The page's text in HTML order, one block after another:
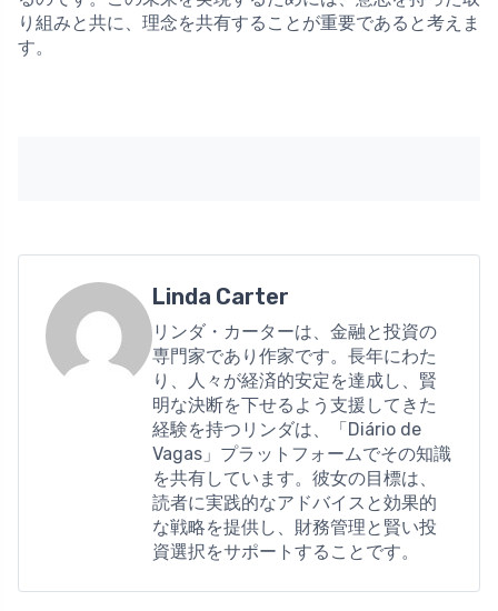
り組みと共に、理念を共有することが重要であると考えま
す。
Linda Carter
リンダ・カーターは、金融と投資の
専門家であり作家です。長年にわた
り、人々が経済的安定を達成し、賢
明な決断を下せるよう支援してきた
経験を持つリンダは、「Diário de
Vagas」プラットフォームでその知識
を共有しています。彼女の目標は、
読者に実践的なアドバイスと効果的
な戦略を提供し、財務管理と賢い投
資選択をサポートすることです。